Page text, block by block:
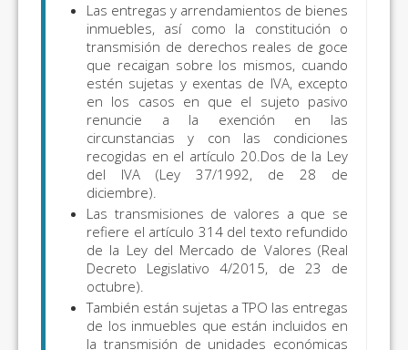
Las entregas y arrendamientos de bienes
inmuebles, así como la constitución o
transmisión de derechos reales de goce
que recaigan sobre los mismos, cuando
estén sujetas y exentas de IVA, excepto
en los casos en que el sujeto pasivo
renuncie a la exención en las
circunstancias y con las condiciones
recogidas en el artículo 20.Dos de la Ley
del IVA (Ley 37/1992, de 28 de
diciembre).
Las transmisiones de valores a que se
refiere el artículo 314 del texto refundido
de la Ley del Mercado de Valores (Real
Decreto Legislativo 4/2015, de 23 de
octubre).
También están sujetas a TPO las entregas
de los inmuebles que están incluidos en
la transmisión de unidades económicas